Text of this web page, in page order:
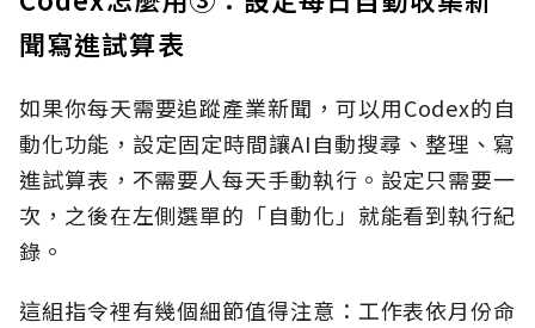
聞寫進試算表
如果你每天需要追蹤產業新聞，可以用Codex的自
動化功能，設定固定時間讓AI自動搜尋、整理、寫
進試算表，不需要人每天手動執行。設定只需要一
次，之後在左側選單的「自動化」就能看到執行紀
錄。
這組指令裡有幾個細節值得注意：工作表依月份命